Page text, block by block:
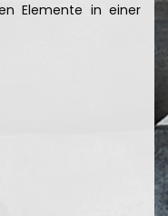
Elemente in einer